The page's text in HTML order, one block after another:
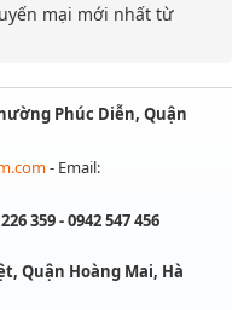
mại mới nhất từ
Phúc Diễn, Quận
- Email:
359 - 0942 547 456
Quận Hoàng Mai, Hà